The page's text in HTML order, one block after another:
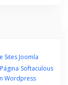
Sites Joomla
Softaculous
Wordpress